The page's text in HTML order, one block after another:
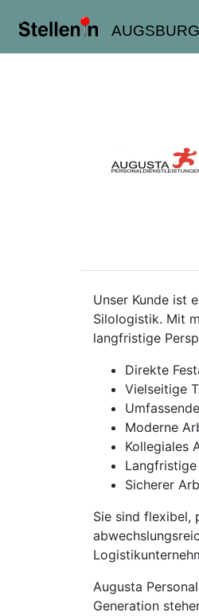
AUGSBURG
Unser Kunde ist
Silologistik. Mit
langfristige
Direkte
Vielseitige
Moderne
Kollegiales
Sicherer
Sie sind flexibel,
Augusta
Generation